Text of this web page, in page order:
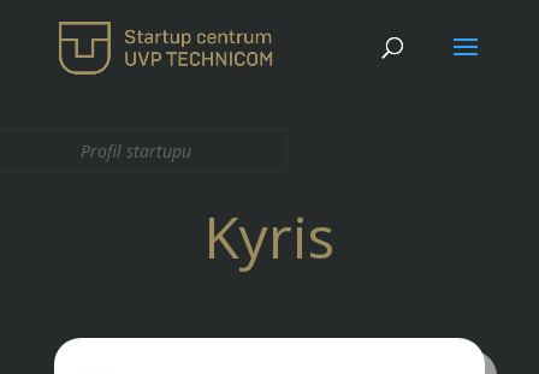
Profil startupu
Kyris